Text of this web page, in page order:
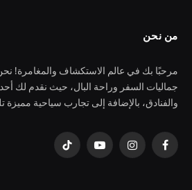
من نحن
مرحبًا بك في عالم الاستكشاف والمغامرة!
جماليات السفر وراحة البال، حيث نقدم لك
والفنادق، بالإضافة إلى تجارب سياحية مميزة
فيسبوكالانستغراميوتيوب تيكتوك